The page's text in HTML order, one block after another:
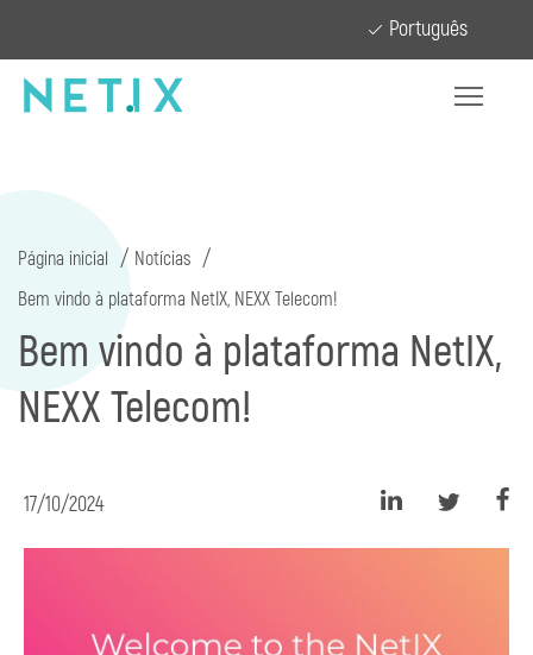
Português
Página inicial
Notícias
Bem vindo à plataforma NetIX, NEXX Telecom!
Bem vindo à plataforma NetIX,
NEXX Telecom!
17/10/2024